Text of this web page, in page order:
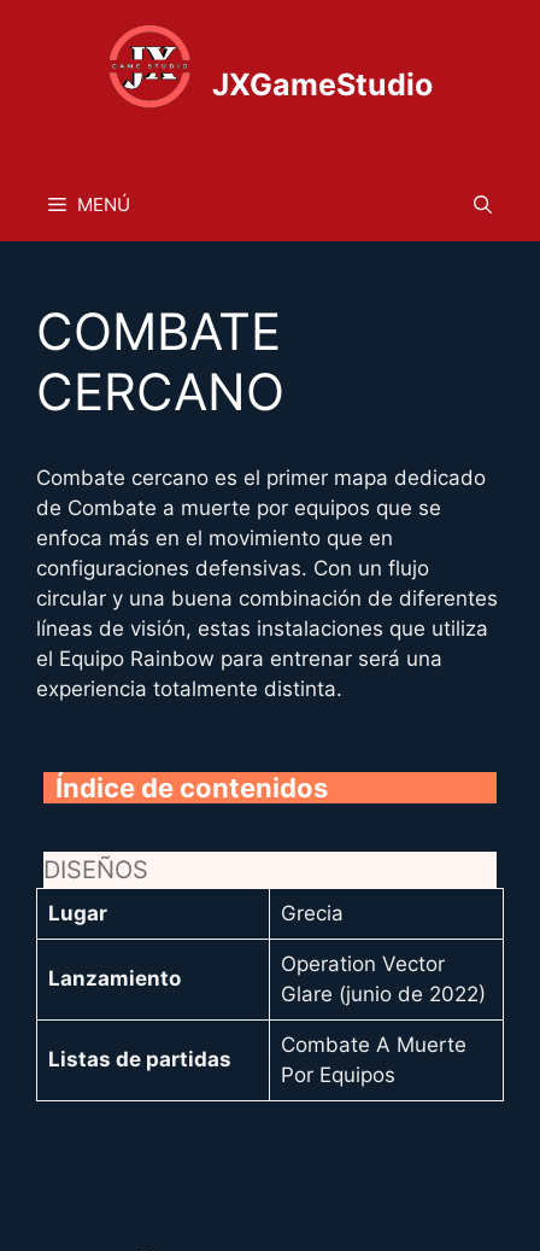
JXGameStudio
MENÚ
COMBATE
CERCANO
Combate cercano es el primer mapa dedicado
de Combate a muerte por equipos que se
enfoca más en el movimiento que en
configuraciones defensivas. Con un flujo
circular y una buena combinación de diferentes
líneas de visión, estas instalaciones que utiliza
el Equipo Rainbow para entrenar será una
experiencia totalmente distinta.
Índice de contenidos
DISEÑOS
Lugar Grecia
Lanzamiento
Operation Vector
Glare (junio de 2022)
Listas de partidas
Combate A Muerte
Por Equipos